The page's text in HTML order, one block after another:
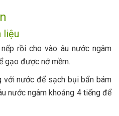
liệu
rồi cho vào âu nước ngâm
gạo được nở mềm.
với nước để sạch bụi bẩn bám
nước ngâm khoảng 4 tiếng để